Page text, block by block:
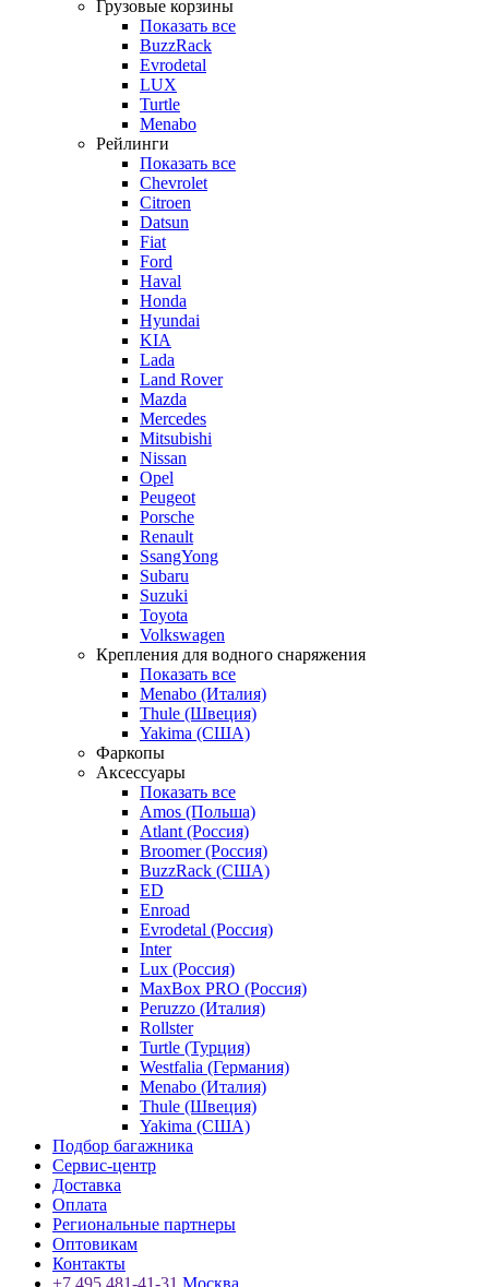
Грузовые корзины
Показать все
BuzzRack
Evrodetal
LUX
Turtle
Menabo
Рейлинги
Показать все
Chevrolet
Citroen
Datsun
Fiat
Ford
Haval
Honda
Hyundai
KIA
Lada
Land Rover
Mazda
Mercedes
Mitsubishi
Nissan
Opel
Peugeot
Porsche
Renault
SsangYong
Subaru
Suzuki
Toyota
Volkswagen
Крепления для водного снаряжения
Показать все
Menabo (Италия)
Thule (Швеция)
Yakima (США)
Фаркопы
Аксессуары
Показать все
Amos (Польша)
Atlant (Россия)
Broomer (Россия)
BuzzRack (США)
ED
Enroad
Evrodetal (Россия)
Inter
Lux (Россия)
MaxBox PRO (Россия)
Peruzzo (Италия)
Rollster
Turtle (Турция)
Westfalia (Германия)
Menabo (Италия)
Thule (Швеция)
Yakima (США)
Подбор багажника
Сервис-центр
Доставка
Оплата
Региональные партнеры
Оптовикам
Контакты
+7 495 481-41-31 Москва